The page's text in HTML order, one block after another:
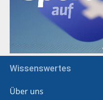
Wissenswertes
Über uns